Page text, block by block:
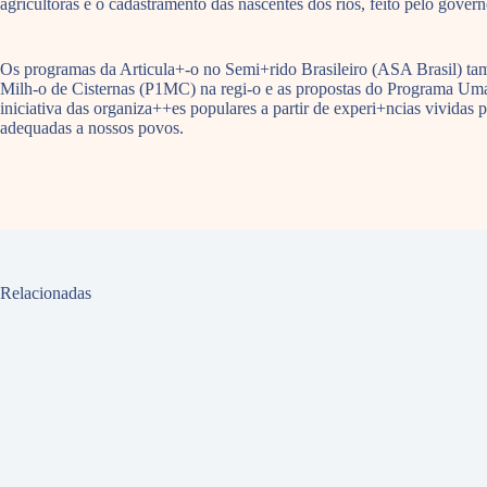
agricultoras e o cadastramento das nascentes dos rios, feito pelo
Os programas da Articula+-o no Semi+rido Brasileiro (ASA Brasil)
Milh-o de Cisternas (P1MC) na regi-o e as propostas do Programa
iniciativa das organiza++es populares a partir de experi+ncias
adequadas a nossos povos.
Relacionadas